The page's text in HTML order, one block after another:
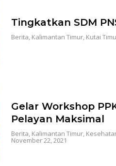
Tingkatkan SDM
Berita, Kalimantan Timur, Kutai
Gelar Workshop
Pelayan Maksimal
Berita, Kalimantan Timur,
November 22, 2021